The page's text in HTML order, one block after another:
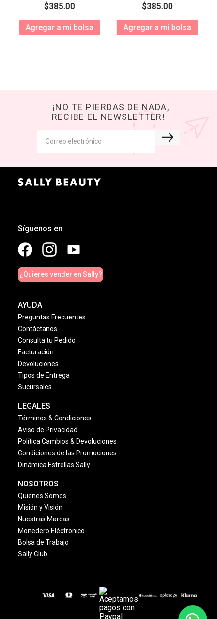
$385.00
Agregar a mi bolsa
$385.00
Agregar a mi bolsa
¡NO TE PIERDAS DE NADA,
RECIBE EL NEWSLETTER!
Síguenos en
¿Quieres vender en Sally?
AYUDA
Preguntas Frecuentes
Contáctanos
Consulta tu Pedido
Facturación
Devoluciones
Tipos de Entrega
Sucursales
LEGALES
Términos & Condiciones
Aviso de Privacidad
Política Cambios & Devoluciones
Condiciones de las Promociones
Dinámica Estrellas Sally
NOSOTROS
Quienes Somos
Misión y Visión
Nuestras Marcas
Monedero Eléctronico
Bolsa de Trabajo
Sally Club